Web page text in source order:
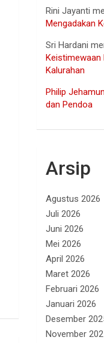
Rini Jayanti
Mengadakan
Sri Hardani
Keistimewaan
Kalurahan
Philip Jehamun
dan Pendoa
Arsip
Agustus 2026
Juli 2026
Juni 2026
Mei 2026
April 2026
Maret 2026
Februari 2026
Januari 2026
Desember
November